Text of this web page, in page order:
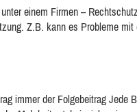
einem Firmen –
Z.B. kann es Probleme
immer der Folgebeitrag Jede